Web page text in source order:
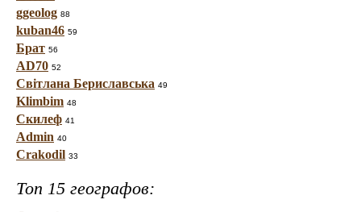
ggeolog 88
kuban46 59
Брат 56
AD70 52
Світлана Бериславська 49
Klimbim 48
Скилеф 41
Admin 40
Crakodil 33
Топ 15 географов: